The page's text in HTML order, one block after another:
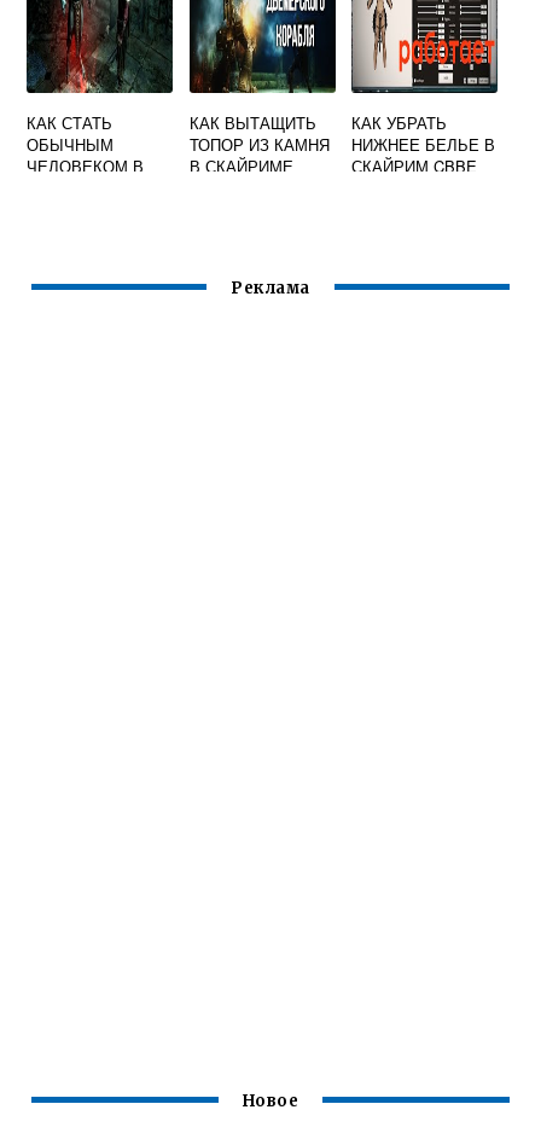
КАК СТАТЬ
ОБЫЧНЫМ
ЧЕЛОВЕКОМ В
КАК ВЫТАЩИТЬ
ТОПОР ИЗ КАМНЯ
В СКАЙРИМЕ
КАК УБРАТЬ
НИЖНЕЕ БЕЛЬЕ В
СКАЙРИМ CBBE
Реклама
Новое